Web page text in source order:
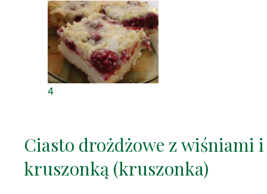
4
Ciasto drożdżowe z wiśniami i
kruszonką (kruszonka)